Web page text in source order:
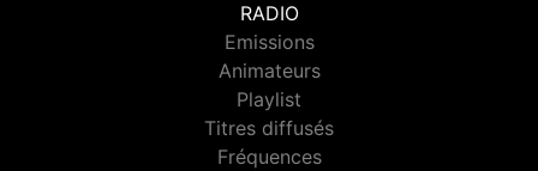
RADIO
Emissions
Animateurs
Playlist
Titres diffusés
Fréquences